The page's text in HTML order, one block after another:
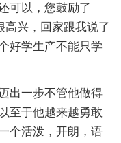
可以，您鼓励了
兴，回家跟我说了
好学生产不能只学
一步不管他做得
至于他越来越勇敢
个活泼，开朗，语